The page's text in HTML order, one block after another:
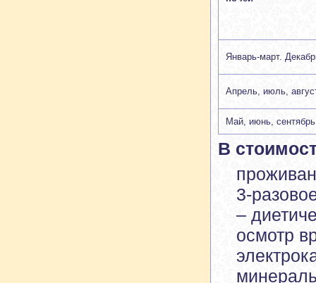
Январь-март.
Апрель, июль,
Май, июнь,
В
3-
–
осмотр